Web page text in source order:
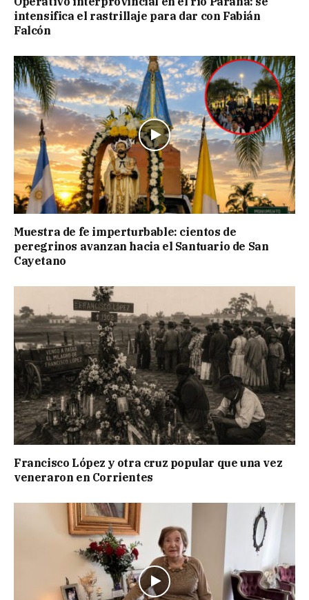
intensifica el rastrillaje para dar con Fabián
Falcón
Muestra de fe imperturbable: cientos de
peregrinos avanzan hacia el Santuario de San
Cayetano
Francisco López y otra cruz popular que una vez
veneraron en Corrientes